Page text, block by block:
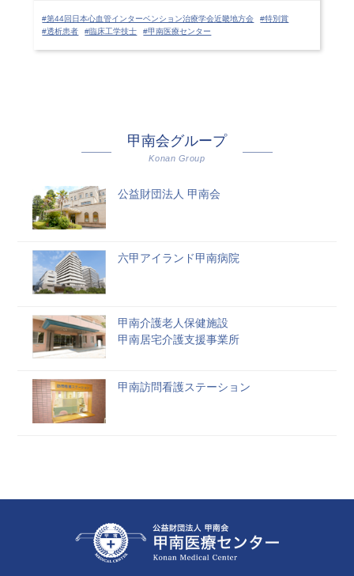
#第44回日本心血管インターベンション治療学会近畿地方会
#特別賞
#透析患者
#臨床工学技士 #甲南医療センター
甲南会グループ
Konan Group
公益財団法人 甲南会
六甲アイランド甲南病院
甲南介護老人保健施設
甲南居宅介護支援事業所
甲南訪問看護ステーション